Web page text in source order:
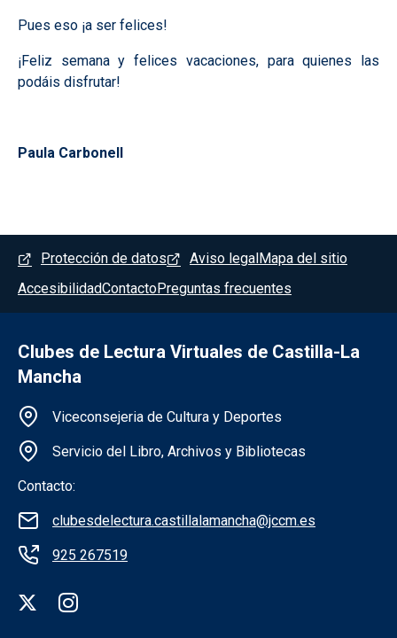
Pues eso ¡a ser felices!
¡Feliz semana y felices vacaciones, para quienes las
podáis disfrutar!
Paula Carbonell
Menú del pie
Protección de datos Aviso legal Mapa del sitio
AccesibilidadContactoPreguntas frecuentes
Clubes de Lectura Virtuales de Castilla-La
Mancha
Información de la institución
Viceconsejeria de Cultura y Deportes
Servicio del Libro, Archivos y Bibliotecas
Contacto:
clubesdelectura.castillalamancha@jccm.es
925 267519
Redes sociales institución